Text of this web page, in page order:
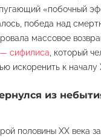
«побочный
победа над
массовое
сифилиса , который
искоренить к началу
из
половины XX века